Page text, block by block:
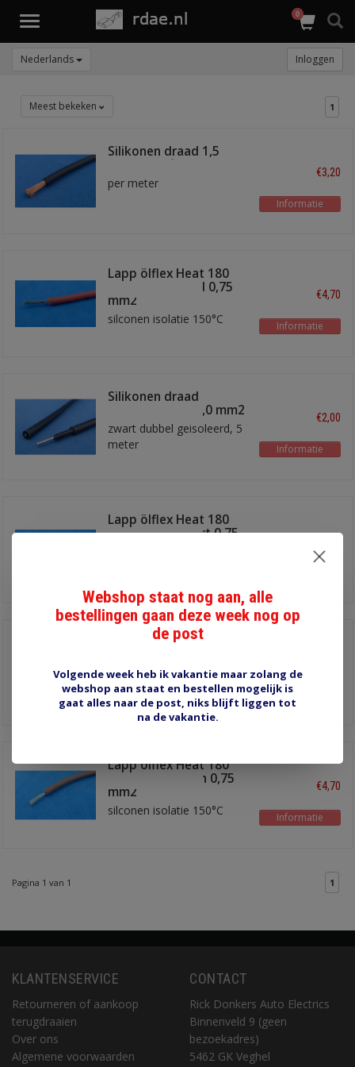
Toggle
0
Nederlands Inloggen
Meest bekeken 1
Silikonen draad 1,5
mm2 -180 °C
per meter
€3,20
Informatie
Lapp ölflex Heat 180
SIF A draad rood 0,75
mm2
silconen isolatie 150°C
€4,70
Informatie
Silikonen draad
massieve kern 1,0 mm2
zwart dubbel geisoleerd, 5
meter
€2,00
Informatie
Lapp ölflex Heat 180
SIF A draad zwart 0,75
Lapp ölflex Heat 180
mm2
silconen isolatie 150°C Informatie
Lapp ölflex Heat 180
SIF A draad bruin 0,75
mm2
silconen isolatie 150°C
€4,70
Informatie
Pagina 1 van 1 1
KLANTENSERVICE
Retourneren of aankoop
terugdraaien
Over ons
Algemene voorwaarden
CONTACT
Rick Donkers Auto Electrics
Binnenveld 9 (geen
bezoekadres)
5462 GK Veghel
Webshop staat nog aan, alle
bestellingen gaan deze week nog op
de post
Volgende week heb ik vakantie maar zolang de
webshop aan staat en bestellen mogelijk is
gaat alles naar de post, niks blijft liggen tot
na de vakantie.